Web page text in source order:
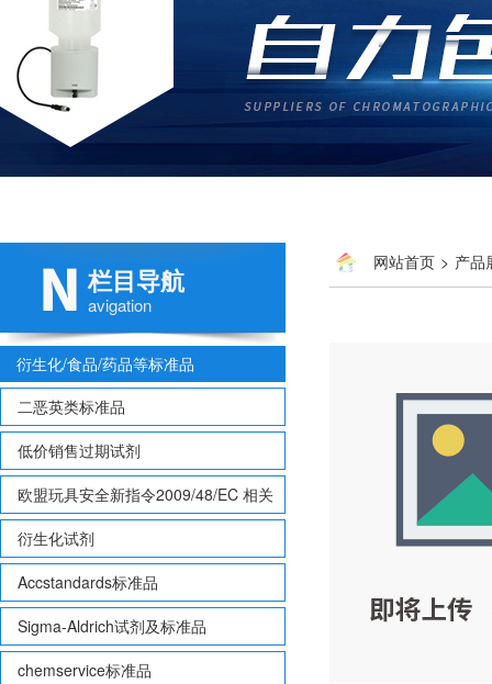
栏目导航
avigation
衍生化/食品/药品等标准品
二恶英类标准品
低价销售过期试剂
欧盟玩具安全新指令2009/48/EC 相关
致敏性香味剂标准品
衍生化试剂
Accstandards标准品
Sigma-Aldrich试剂及标准品
chemservice标准品
网站首页 > 产品